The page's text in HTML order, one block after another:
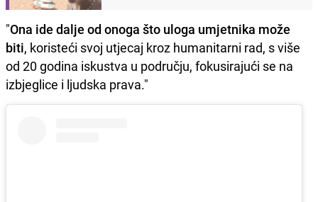
"Ona ide dalje od onoga što uloga umjetnika može
biti, koristeći svoj utjecaj kroz humanitarni rad, s više
od 20 godina iskustva u području, fokusirajući se na
izbjeglice i ljudska prava."